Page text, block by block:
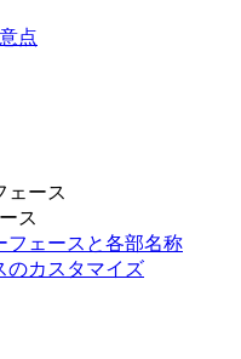
点
ェース
ス
フェースと各部名称
のカスタマイズ